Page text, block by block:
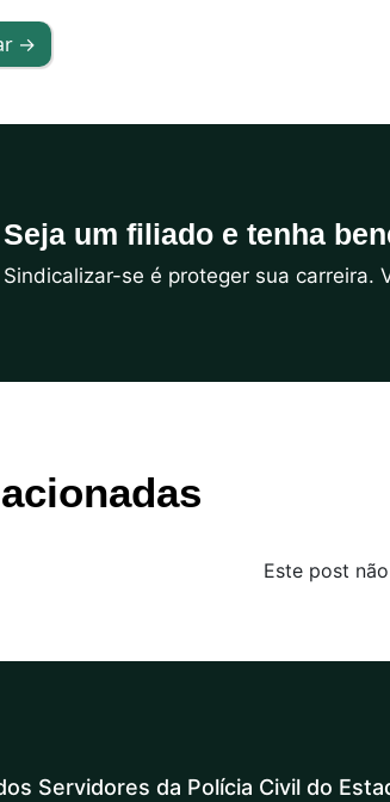
→
Seja um filiado e tenha
Sindicalizar-se é proteger sua carreira.
Este post
Servidores da Polícia Civil do